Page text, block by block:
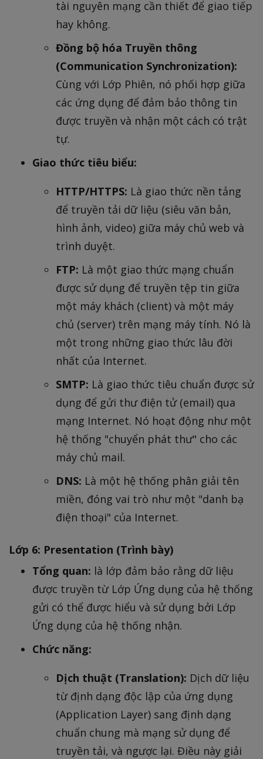
tài nguyên mạng cần thiết để giao tiếp
hay không.
Đồng bộ hóa Truyền thông
(Communication Synchronization):
Cùng với Lớp Phiên, nó phối hợp giữa
các ứng dụng để đảm bảo thông tin
được truyền và nhận một cách có trật
tự.
Giao thức tiêu biểu:
HTTP/HTTPS: Là giao thức nền tảng
để truyền tải dữ liệu (siêu văn bản,
hình ảnh, video) giữa máy chủ web và
trình duyệt.
FTP: Là một giao thức mạng chuẩn
được sử dụng để truyền tệp tin giữa
một máy khách (client) và một máy
chủ (server) trên mạng máy tính. Nó là
một trong những giao thức lâu đời
nhất của Internet.
SMTP: Là giao thức tiêu chuẩn được sử
dụng để gửi thư điện tử (email) qua
mạng Internet. Nó hoạt động như một
hệ thống "chuyển phát thư" cho các
máy chủ mail.
DNS: Là một hệ thống phân giải tên
miền, đóng vai trò như một "danh bạ
điện thoại" của Internet.
Lớp 6: Presentation (Trình bày)
Tổng quan: là lớp đảm bảo rằng dữ liệu
được truyền từ Lớp Ứng dụng của hệ thống
gửi có thể được hiểu và sử dụng bởi Lớp
Ứng dụng của hệ thống nhận.
Chức năng:
Dịch thuật (Translation): Dịch dữ liệu
từ định dạng độc lập của ứng dụng
(Application Layer) sang định dạng
chuẩn chung mà mạng sử dụng để
truyền tải, và ngược lại. Điều này giải